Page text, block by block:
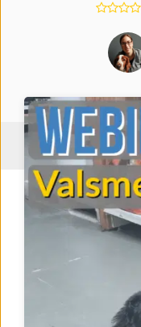
Menu
Dit is een
valsmeldingen
In dit detectie
valsmeldingen.
gebeuren dat je
misschien wel